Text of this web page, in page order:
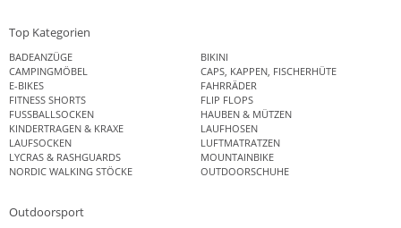
Top Kategorien
BADEANZÜGE
BIKINI
CAMPINGMÖBEL
CAPS, KAPPEN, FISCHERHÜTE
E-BIKES
FAHRRÄDER
FITNESS SHORTS
FLIP FLOPS
FUSSBALLSOCKEN
HAUBEN & MÜTZEN
KINDERTRAGEN & KRAXE
LAUFHOSEN
LAUFSOCKEN
LUFTMATRATZEN
LYCRAS & RASHGUARDS
MOUNTAINBIKE
NORDIC WALKING STÖCKE
OUTDOORSCHUHE
Outdoorsport